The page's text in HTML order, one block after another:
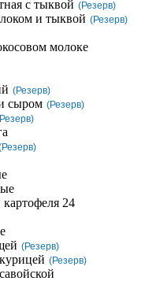
с тыквой (Резерв)
и тыквой (Резерв)
молоке
(Резерв)
сыром (Резерв)
24
(Резерв)
(Резерв)